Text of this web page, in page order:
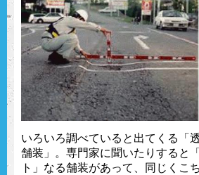
いろいろ調べていると出てくる「
舗装」。専門家に聞いたりすると
ト」なる舗装があって、同じくこ